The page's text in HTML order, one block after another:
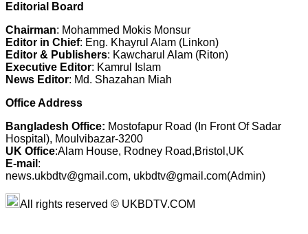
Editorial Board
Chairman: Mohammed Mokis Monsur
Editor in Chief: Eng. Khayrul Alam (Linkon)
Editor & Publishers: Kawcharul Alam (Riton)
Executive Editor: Kamrul Islam
News Editor: Md. Shazahan Miah
Office Address
Bangladesh Office: Mostofapur Road (In Front Of Sadar
Hospital), Moulvibazar-3200
UK Office:Alam House, Rodney Road,Bristol,UK
E-mail :
news.ukbdtv@gmail.com, ukbdtv@gmail.com(Admin)
All rights reserved © UKBDTV.COM